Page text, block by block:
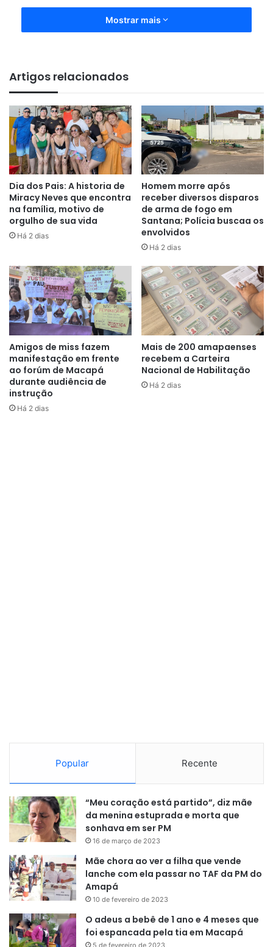
Mostrar mais
Artigos relacionados
Dia dos Pais: A historia de
Miracy Neves que encontra
na família, motivo de
orgulho de sua vida
Há 2 dias
Homem morre após
receber diversos disparos
de arma de fogo em
Santana; Polícia buscaa os
envolvidos
Há 2 dias
Amigos de miss fazem
manifestação em frente
ao forúm de Macapá
durante audiência de
instrução
Há 2 dias
Mais de 200 amapaenses
recebem a Carteira
Nacional de Habilitação
Há 2 dias
Popular Recente
“Meu coração está partido”, diz mãe
da menina estuprada e morta que
sonhava em ser PM
16 de março de 2023
Mãe chora ao ver a filha que vende
lanche com ela passar no TAF da PM do
Amapá
10 de fevereiro de 2023
O adeus a bebê de 1 ano e 4 meses que
foi espancada pela tia em Macapá
5 de fevereiro de 2023